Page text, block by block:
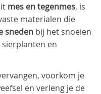
mes en tegenmes, is
materialen die
sneden bij het snoeien
en
voorkom je
en verleng je de